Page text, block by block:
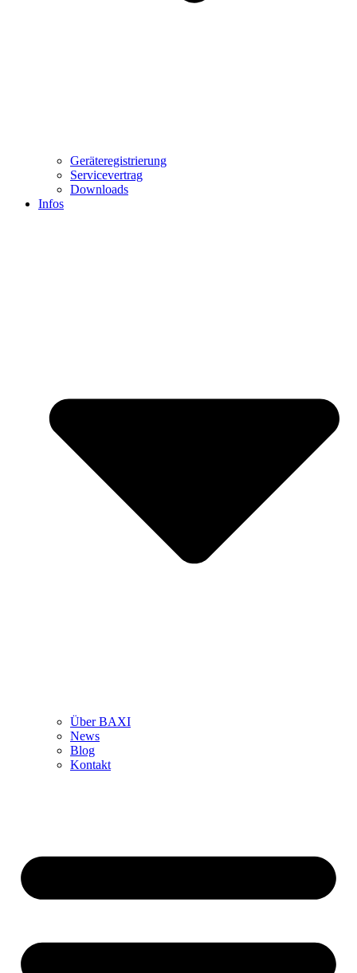
Geräteregistrierung
Servicevertrag
Downloads
Infos
Über BAXI
News
Blog
Kontakt